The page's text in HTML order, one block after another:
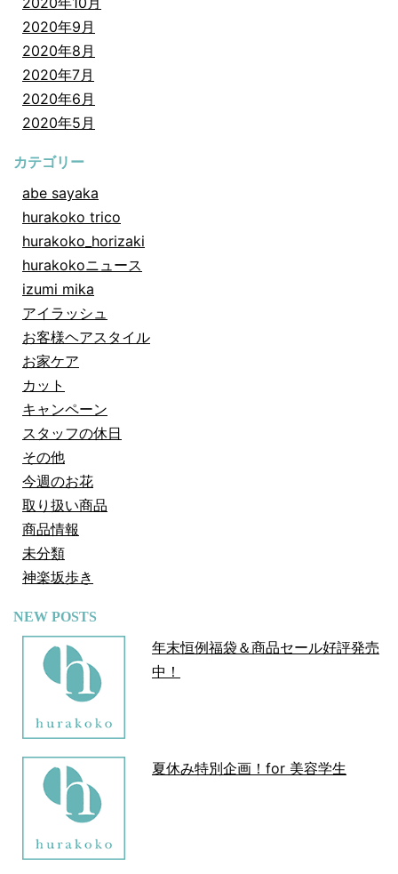
2020年9月
2020年8月
2020年7月
2020年6月
2020年5月
カテゴリー
abe sayaka
hurakoko trico
hurakoko_horizaki
hurakokoニュース
izumi mika
アイラッシュ
お客様ヘアスタイル
お家ケア
カット
キャンペーン
スタッフの休日
その他
今週のお花
取り扱い商品
商品情報
未分類
神楽坂歩き
NEW POSTS
年末恒例福袋＆商品セール好評発売
中！
夏休み特別企画！for 美容学生